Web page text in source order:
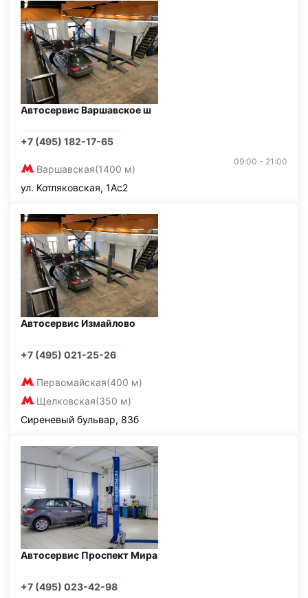
Автосервис Варшавское ш
+7 (495) 182-17-65
Варшавская(1400 м)
09:00 - 21:00
ул. Котляковская, 1Ас2
Автосервис Измайлово
+7 (495) 021-25-26
Первомайская(400 м)
Щелковская(350 м)
Сиреневый бульвар, 83б
Автосервис Проспект Мира
+7 (495) 023-42-98